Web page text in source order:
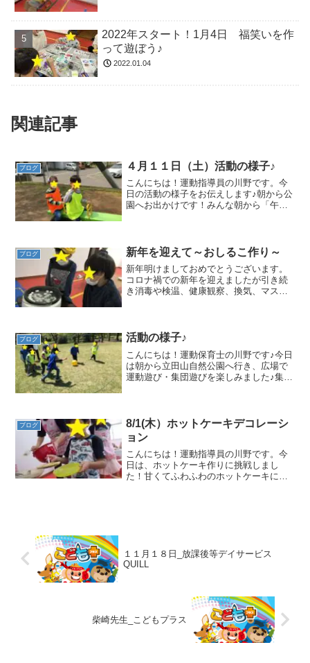
2022年スタート！1月4日 福笑いを作
って遊ぼう♪
2022.01.04
関連記事
ブログ ４月１１日（土）活動の様子♪
こんにちは！運動指導員の川野です。今
日の活動の様子をお伝えします♪朝から公
園へお出かけです！みんな朝から「午前
フも一緒に...
ブログ 新年を迎えて～おしるこ作り～
新年明けましておめでとうございます。
コロナ禍での新年を迎えましたが引き続
き消毒や検温、健康観察、換気、マスク
ます。今年もどうぞよろし...
ブログ 活動の様子♪
こんにちは！運動保育士の川野です♪今日
は朝から立田山自然公園へ行き、広場で
運動遊び・集団遊びを楽しみました♪集団
し寒く感じたのですが...
ブログ
8/1(木）ホットケーキデコレーシ
ョン
こんにちは！運動指導員の川野です。今
日は、ホットケーキ作りに挑戦しまし
た！甘くてふわふわのホットケーキに果
１１月１８日_放課後等デイサービス
QUILL
柴崎先生_こどもプラス